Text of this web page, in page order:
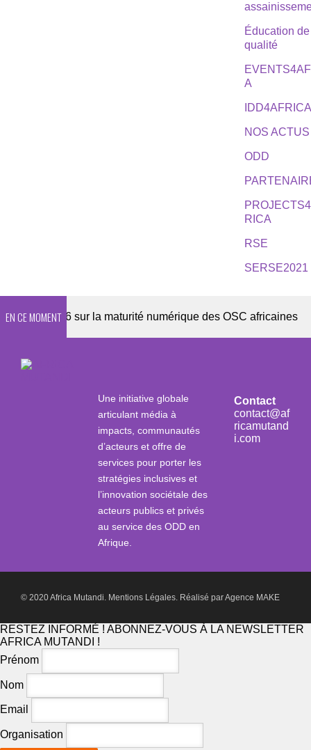
Éducation de
qualité
A
NOS ACTUS
ODD
RICA
RSE
SERSE2021
EN CE MOMENT
2026 sur la maturité numérique des OSC africaines
Une initiative globale
articulant média à
impacts, communautés
d’acteurs et offre de
services pour porter les
stratégies inclusives et
l’innovation sociétale des
acteurs publics et privés
au service des ODD en
Afrique.
Contact
contact@af
ricamutand
i.com
© 2020 Africa Mutandi. Mentions Légales. Réalisé parAgence MAKE
RESTEZ INFORMÉ ! ABONNEZ-VOUS À LA NEWSLETTER
AFRICA MUTANDI !
Prénom
Nom
Email
Organisation